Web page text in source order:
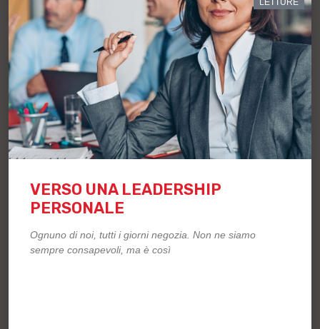
LETTURE
VERSO UNA LEADERSHIP
PERSONALE
Ognuno di noi, tutti i giorni negozia. Non ne siamo
sempre consapevoli, ma è così